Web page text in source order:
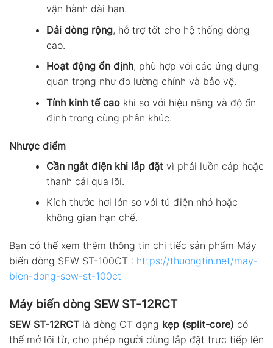
vận hành dài hạn.
Dải dòng rộng, hỗ trợ tốt cho hệ thống dòng
cao.
Hoạt động ổn định, phù hợp với các ứng dụng
quan trọng như đo lường chính và bảo vệ.
Tính kinh tế caokhi so với hiệu năng và độ ổn
định trong cùng phân khúc.
Nhược điểm
Cần ngắt điện khi lắp đặtvì phải luồn cáp hoặc
thanh cái qua lõi.
Kích thước hơi lớn so với tủ điện nhỏ hoặc
không gian hạn chế.
Bạn có thể xem thêm thông tin chi tiếc sản phẩm Máy
biến dòng SEW ST-100CT : https://thuongtin.net/may-
bien-dong-sew-st-100ct
Máy biến dòng SEW ST-12RCT
SEW ST-12RCTlà dòng CT dạng kẹp (split-core) có
thể mở lõi từ, cho phép người dùng lắp đặt trực tiếp lên